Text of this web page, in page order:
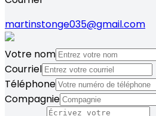
martinstonge035@gmail.com
Votre nom
Courriel
Téléphone
Compagnie